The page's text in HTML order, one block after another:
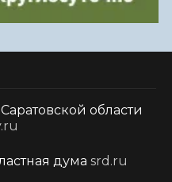
области
дума srd.ru